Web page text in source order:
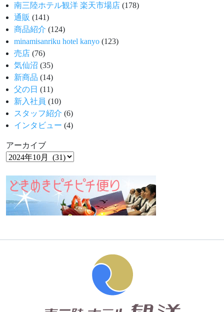
南三陸ホテル観洋 楽天市場店 (178)
通販 (141)
商品紹介 (124)
minamisanriku hotel kanyo (123)
売店 (76)
気仙沼 (35)
新商品 (14)
父の日 (11)
新入社員 (10)
スタッフ紹介 (6)
インタビュー (4)
アーカイブ